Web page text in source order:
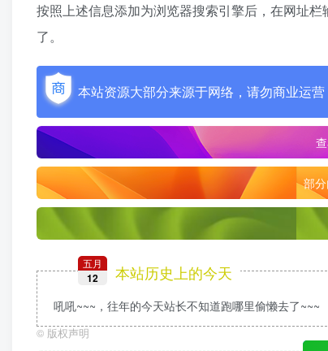
按照上述信息添加为浏览器搜索引擎后，在网址
了。
本站资源大部分来源于网络，请勿商业运
部
五月
12 本站历史上的今天
吼吼~~~，往年的今天站长不知道跑哪里偷懒去了~~~
© 版权声明